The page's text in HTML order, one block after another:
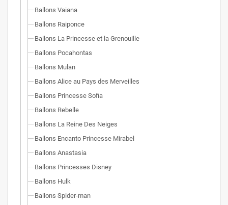
Ballons Vaiana
Ballons Raiponce
Ballons La Princesse et la Grenouille
Ballons Pocahontas
Ballons Mulan
Ballons Alice au Pays des Merveilles
Ballons Princesse Sofia
Ballons Rebelle
Ballons La Reine Des Neiges
Ballons Encanto Princesse Mirabel
Ballons Anastasia
Ballons Princesses Disney
Ballons Hulk
Ballons Spider-man